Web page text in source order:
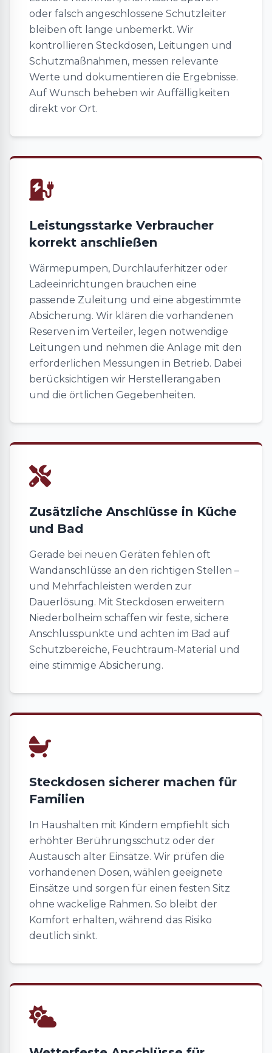
oder falsch angeschlossene Schutzleiter
bleiben oft lange unbemerkt. Wir
kontrollieren Steckdosen, Leitungen und
Schutzmaßnahmen, messen relevante
Werte und dokumentieren die Ergebnisse.
Auf Wunsch beheben wir Auffälligkeiten
direkt vor Ort.
Leistungsstarke Verbraucher
korrekt anschließen
Wärmepumpen, Durchlauferhitzer oder
Ladeeinrichtungen brauchen eine
passende Zuleitung und eine abgestimmte
Absicherung. Wir klären die vorhandenen
Reserven im Verteiler, legen notwendige
Leitungen und nehmen die Anlage mit den
erforderlichen Messungen in Betrieb. Dabei
berücksichtigen wir Herstellerangaben
und die örtlichen Gegebenheiten.
Zusätzliche Anschlüsse in Küche
und Bad
Gerade bei neuen Geräten fehlen oft
Wandanschlüsse an den richtigen Stellen –
und Mehrfachleisten werden zur
Dauerlösung. Mit Steckdosen erweitern
Niederbolheim schaffen wir feste, sichere
Anschlusspunkte und achten im Bad auf
Schutzbereiche, Feuchtraum-Material und
eine stimmige Absicherung.
Steckdosen sicherer machen für
Familien
In Haushalten mit Kindern empfiehlt sich
erhöhter Berührungsschutz oder der
Austausch alter Einsätze. Wir prüfen die
vorhandenen Dosen, wählen geeignete
Einsätze und sorgen für einen festen Sitz
ohne wackelige Rahmen. So bleibt der
Komfort erhalten, während das Risiko
deutlich sinkt.